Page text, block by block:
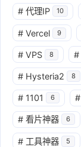
# 代理IP 10
# Vercel 9
# VPS 8 #
# Hysteria2 8
# 1101 6 #
# 看片神器 6
# 工具神器 5